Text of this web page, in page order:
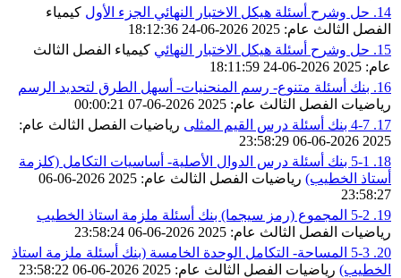
14. حل وشرح أسئلة هيكل الاختبار النهائي الجزء الأول
كيمياء
الفصل الثالث عام: 2025
2026-06-24 18:12:36
15. حل وشرح أسئلة هيكل الاختبار النهائي
كيمياء الفصل الثالث
عام: 2025
2026-06-24 18:11:59
16. بنك أسئلة متنوع- رسم المنحنيات- أسهل الطرق لتحديد الرسم
رياضيات الفصل الثالث عام: 2025
2026-06-07 00:00:21
17. 4-7 بنك أسئلة درس القيم المثلى
رياضيات الفصل الثالث عام:
2025
2026-06-06 23:58:29
18. 5-1 بنك أسئلة درس الدوال الأصلية- أساسيات التكامل (كلزمة
أستاذ الخطيب) رياضيات الفصل الثالث عام: 2025
2026-06-06
23:58:27
19. 5-2 المجموع (رمز سيجما) بنك أسئلة ملزمة استاذ الخطيب
رياضيات الفصل الثالث عام: 2025
2026-06-06 23:58:24
20. 5-3 المساحة- التكامل الوحدة الخامسة (بنك أسئلة ملزمة استاذ
الخطيب) رياضيات الفصل الثالث عام: 2025
2026-06-06 23:58:22